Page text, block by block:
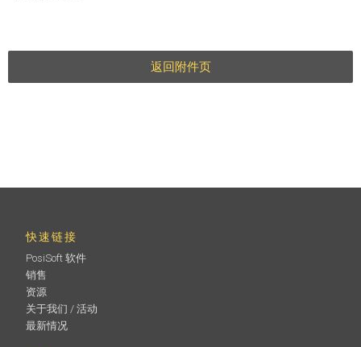
返回附件页
快速链接
PosiSoft 软件
销售
资源
关于我们 / 活动
最新情况